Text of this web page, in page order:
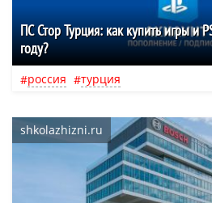
ПС Стор Турция: как купить игры и
году?
россия турция
shkolazhizni.ru